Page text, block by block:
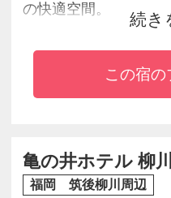
の快適空間。
大川リバーサイドホ
とえ1泊のご滞在でも
過ごすようにリラッ
ビジネスにもプライベ
ご活用いただけます。
続き
この宿の
亀の井ホテル 柳川
福岡 筑後柳川周辺